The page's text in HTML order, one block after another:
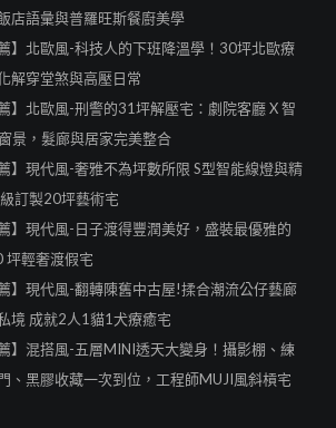
店語彙與普羅旺斯餐廚美學
】北歐風-科技人的下班降溫學！30坪北歐療
解穿堂煞與高壓日常
】北歐風-刑警的31坪解壓宅：劇院客廳 X 智
景，髮廊與居家完美整合
】現代風-奢雅不為坪數所限 S型智能線燈與精
訂製20坪藝術宅
】現代風-日子渡得豐潤美好，盛裝最優雅的
坪輕奢渡假宅
】現代風-翻轉陳舊中古屋!揉合潮流公仔藝廊
境 成就2人1貓1犬療癒宅
】混搭風-五層MINI透天大變身！攝影棚、練
、黑膠收藏一次到位，工程師MUJI風斜槓宅